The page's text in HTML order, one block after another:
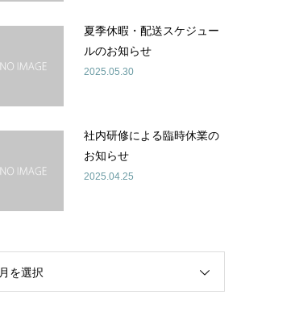
夏季休暇・配送スケジュー
ルのお知らせ
2025.05.30
社内研修による臨時休業の
お知らせ
2025.04.25
月を選択